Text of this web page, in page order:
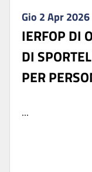
Gio 2 Apr 2026
IERFOP DI
DI
PER
...